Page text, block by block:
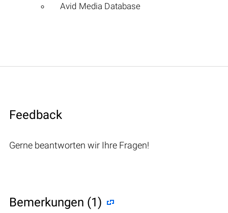
Avid Media Database
Feedback
Gerne beantworten wir Ihre Fragen!
Bemerkungen (1)